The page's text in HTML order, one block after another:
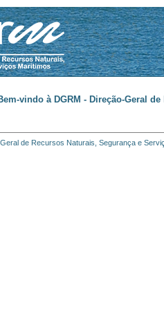
vindo à DGRM - Direção-Geral
de Recursos Naturais, Segurança e